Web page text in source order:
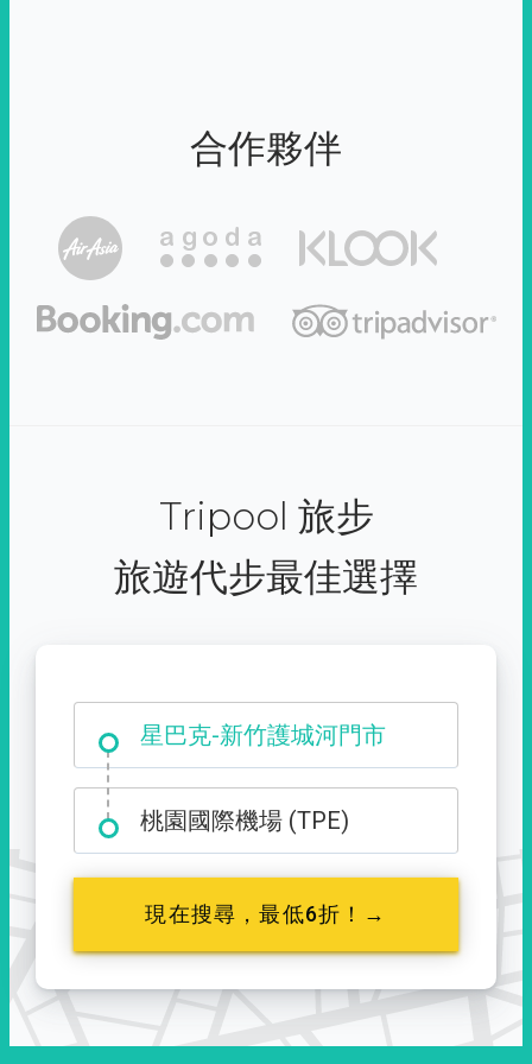
合作夥伴
Tripool 旅步
旅遊代步最佳選擇
星巴克-新竹護城河門市
大霸尖山登山口
桃園國際機場 (TPE)
現在搜尋，最低6折！→